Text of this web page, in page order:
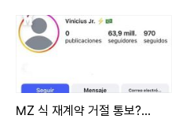
MZ 식 재계약 거절 통보?...